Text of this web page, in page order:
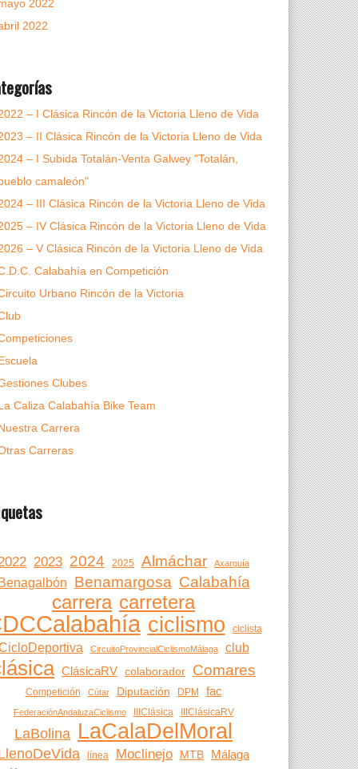
2022
2022
– I Clásica Rincón de la Victoria Lleno de Vida
– II Clásica Rincón de la Victoria Lleno de Vida
– I Subida Totalán-Venta Galwey "Totalán,
camaleón"
– III Clásica Rincón de la Victoria Lleno de Vida
– IV Clásica Rincón de la Victoria Lleno de Vida
– V Clásica Rincón de la Victoria Lleno de Vida
Calabahía en Competición
Urbano Rincón de la Victoria
Clubes
Caliza Calabahía Bike Team
Carrera
Carreras
2023 2024 2025 Almáchar Axarquía
Benamargosa Calabahía
carrera carretera
ciclismo ciclista
CircuitoProvincialCiclismoMálaga club
ClásicaRV colaborador Comares
Competición Cútar Diputación DPM fac
FederaciónAndaluzaCiclismo IIIClásica IIIClásicaRV
LaBolina LaCalaDelMoral
línea Moclinejo MTB Málaga